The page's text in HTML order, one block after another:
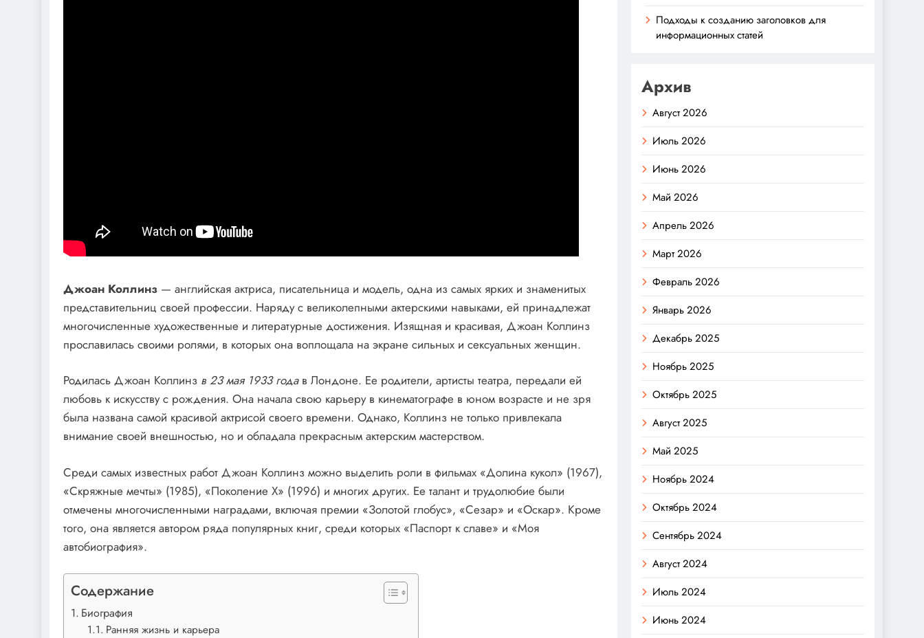
Джоан Коллинз — английская актриса, писательница и модель, одна из самых ярких и знаменитых
представительниц своей профессии. Наряду с великолепными актерскими навыками, ей принадлежат
многочисленные художественные и литературные достижения. Изящная и красивая, Джоан Коллинз
прославилась своими ролями, в которых она воплощала на экране сильных и сексуальных женщин.
Родилась Джоан Коллинз в 23 мая 1933 годав Лондоне. Ее родители, артисты театра, передали ей
любовь к искусству с рождения. Она начала свою карьеру в кинематографе в юном возрасте и не зря
была названа самой красивой актрисой своего времени. Однако, Коллинз не только привлекала
внимание своей внешностью, но и обладала прекрасным актерским мастерством.
Среди самых известных работ Джоан Коллинз можно выделить роли в фильмах «Долина кукол» (1967),
«Скряжные мечты» (1985), «Поколение Х» (1996) и многих других. Ее талант и трудолюбие были
отмечены многочисленными наградами, включая премии «Золотой глобус», «Сезар» и «Оскар». Кроме
того, она является автором ряда популярных книг, среди которых «Паспорт к славе» и «Моя
автобиография».
Содержание
Биография
Ранняя жизнь и карьера
Подходы к созданию заголовков для
информационных статей
Архив
Август 2026
Июль 2026
Июнь 2026
Май 2026
Апрель 2026
Март 2026
Февраль 2026
Январь 2026
Декабрь 2025
Ноябрь 2025
Октябрь 2025
Август 2025
Май 2025
Ноябрь 2024
Октябрь 2024
Сентябрь 2024
Август 2024
Июль 2024
Июнь 2024